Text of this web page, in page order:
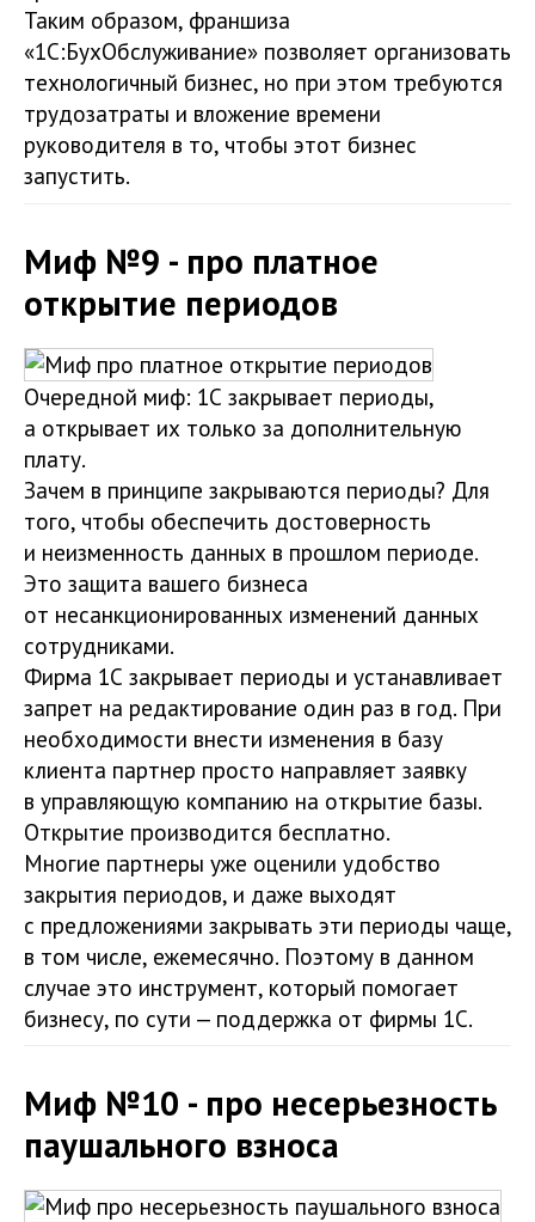
Таким образом, франшиза
«1С:БухОбслуживание» позволяет организовать
технологичный бизнес, но при этом требуются
трудозатраты и вложение времени
руководителя в то, чтобы этот бизнес
запустить.
Миф №9 - про платное
открытие периодов
Очередной миф: 1С закрывает периоды,
а открывает их только за дополнительную
плату.
Зачем в принципе закрываются периоды? Для
того, чтобы обеспечить достоверность
и неизменность данных в прошлом периоде.
Это защита вашего бизнеса
от несанкционированных изменений данных
сотрудниками.
Фирма 1С закрывает периоды и устанавливает
запрет на редактирование один раз в год. При
необходимости внести изменения в базу
клиента партнер просто направляет заявку
в управляющую компанию на открытие базы.
Открытие производится бесплатно.
Многие партнеры уже оценили удобство
закрытия периодов, и даже выходят
с предложениями закрывать эти периоды чаще,
в том числе, ежемесячно. Поэтому в данном
случае это инструмент, который помогает
бизнесу, по сути — поддержка от фирмы 1С.
Миф №10 - про несерьезность
паушального взноса